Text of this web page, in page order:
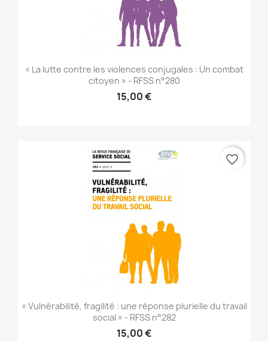
« La lutte contre les violences conjugales : Un combat
citoyen » - RFSS n°280
15,00 €
« Vulnérabilité, fragilité : une réponse plurielle du travail
social » - RFSS n°282
15,00 €
favorite_border